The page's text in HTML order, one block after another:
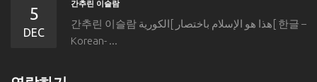
5
DEC
간추린 이슬람
간추린 이슬람 هذا هو الإسلام باختصار ]الكورية[ 한글 –
Korean- ...